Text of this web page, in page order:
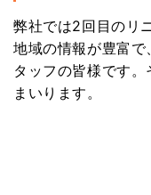
弊社では2回目のリ
地域の情報が豊富
タッフの皆様です
まいります。